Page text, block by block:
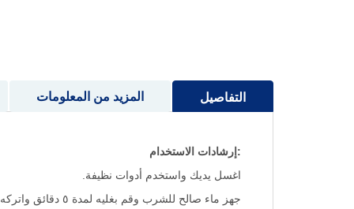
التفاصيل
:إرشادات الاستخدام
اغسل يديك واستخدم أدوات نظيفة.
جهز ماء صالح للشرب وقم بغليه لمدة ٥ دقائق واتركه يبرد حتى 40 درجة مئوية كحد أقصى.
المزيد من المعلومات